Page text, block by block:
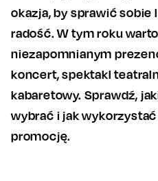
okazja, by sprawić sobie
radość. W tym roku
niezapomnianym
koncert, spektakl
kabaretowy. Sprawdź,
wybrać i jak
promocję.